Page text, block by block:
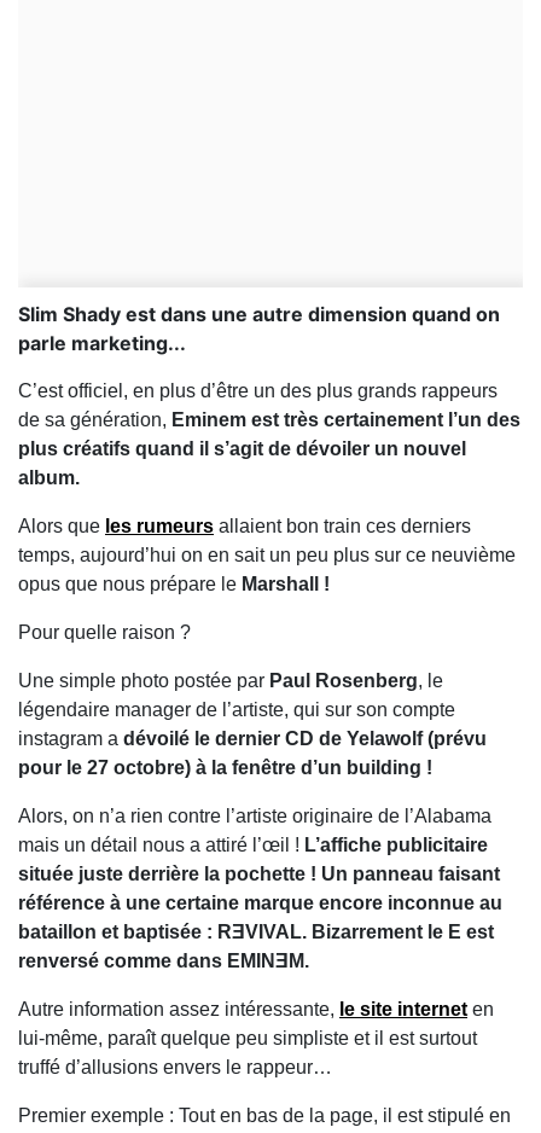
Slim Shady est dans une autre dimension quand on
parle marketing...
C’est officiel, en plus d’être un des plus grands rappeurs
de sa génération, Eminem est très certainement l’un des
plus créatifs quand il s’agit de dévoiler un nouvel
album.
Alors que les rumeurs allaient bon train ces derniers
temps, aujourd’hui on en sait un peu plus sur ce neuvième
opus que nous prépare le Marshall !
Pour quelle raison ?
Une simple photo postée par Paul Rosenberg, le
légendaire manager de l’artiste, qui sur son compte
instagram a dévoilé le dernier CD de Yelawolf (prévu
pour le 27 octobre) à la fenêtre d’un building !
Alors, on n’a rien contre l’artiste originaire de l’Alabama
mais un détail nous a attiré l’œil ! L’affiche publicitaire
située juste derrière la pochette ! Un panneau faisant
référence à une certaine marque encore inconnue au
bataillon et baptisée : RƎVIVAL. Bizarrement le E est
renversé comme dans EMINƎM.
Autre information assez intéressante, le site internet en
lui-même, paraît quelque peu simpliste et il est surtout
truffé d’allusions envers le rappeur…
Premier exemple : Tout en bas de la page, il est stipulé en